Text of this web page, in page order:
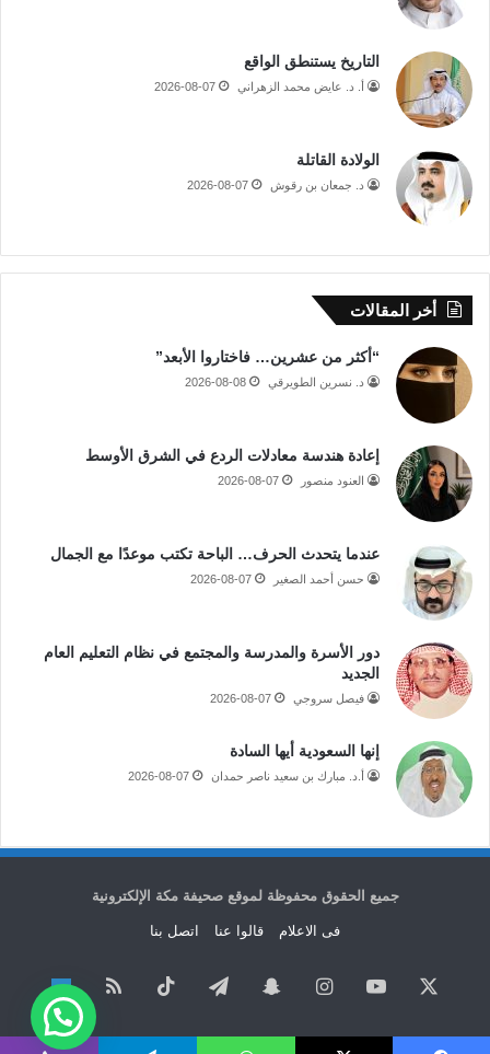
التاريخ يستنطق الواقع
أ. د. عايض محمد الزهراني 2026-08-07
الولادة القاتلة
د. جمعان بن رقوش 2026-08-07
أخر المقالات
“أكثر من عشرين… فاختاروا الأبعد”
د. نسرين الطويرقي 2026-08-08
إعادة هندسة معادلات الردع في الشرق الأوسط
العنود منصور 2026-08-07
عندما يتحدث الحرف… الباحة تكتب موعدًا مع الجمال
حسن أحمد الصغير 2026-08-07
دور الأسرة والمدرسة والمجتمع في نظام التعليم العام
الجديد
فيصل سروجي 2026-08-07
إنها السعودية أيها السادة
أ.د. مبارك بن سعيد ناصر حمدان 2026-08-07
جميع الحقوق محفوظة لموقع صحيفة مكة الإلكترونية
فى الاعلام قالوا عنا اتصل بنا
‫YouTubeانستقرامسناب
تشات
تيلقرام ‫TikTok ملخص
الموقع